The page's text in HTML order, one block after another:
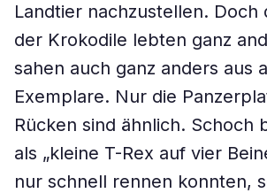
Landtier nachzustellen. Doch
der Krokodile lebten ganz
sahen auch ganz anders aus
Exemplare. Nur die
Rücken sind ähnlich. Schoch
als „kleine T-Rex auf vier
nur schnell rennen konnten,